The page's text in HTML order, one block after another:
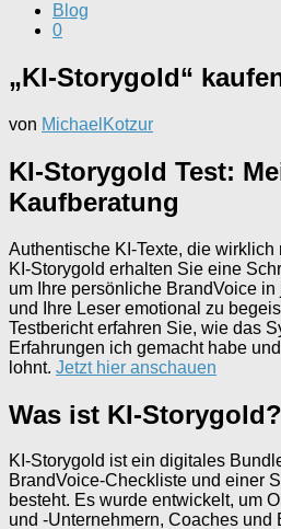
Blog
0
„KI-Storygold“
von MichaelKotzur
KI-Storygold Test:
Kaufberatung
Authentische KI-Texte, die
KI-Storygold erhalten Sie eine
um Ihre persönliche BrandVoice
und Ihre Leser emotional zu
Testbericht erfahren Sie, wie das
Erfahrungen ich gemacht habe
lohnt. Jetzt hier anschauen
Was ist KI-Storygold?
KI-Storygold ist ein digitales
BrandVoice-Checkliste und einer
besteht. Es wurde entwickelt, um
und -Unternehmern, Coaches und